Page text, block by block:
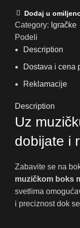
Dodaj u
Category: Igračke
Podeli
Description
Dostava i cena
Reklamacije
Description
Uz
dobijate i
Zabavite se na
muzičkom boks
svetlima
i preciznost dok